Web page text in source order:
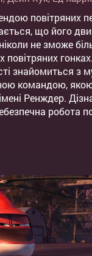
повітряних
що його
не зможе
повітряних
знайомиться з
командою, якою
імені Ренждер.
робота